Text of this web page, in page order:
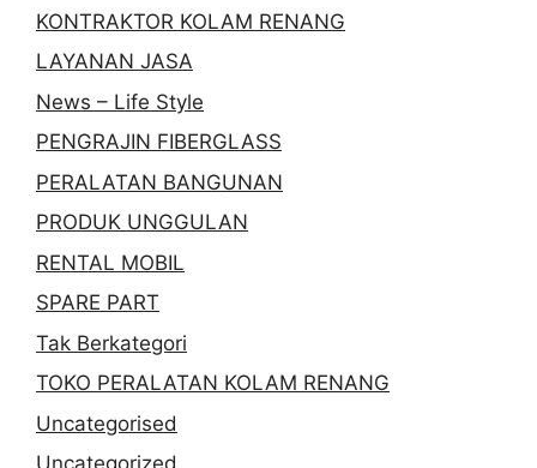
KONTRAKTOR KOLAM RENANG
LAYANAN JASA
News – Life Style
PENGRAJIN FIBERGLASS
PERALATAN BANGUNAN
PRODUK UNGGULAN
RENTAL MOBIL
SPARE PART
Tak Berkategori
TOKO PERALATAN KOLAM RENANG
Uncategorised